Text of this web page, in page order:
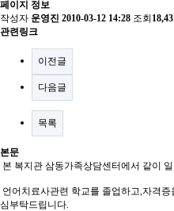
페이지 정보
작성자 운영진 2010-03-12 14:28 조회
관련링크
이전글
다음글
목록
본문
본 복지관 삼동가족상담센터에서 같이
언어치료사관련 학교를 졸업하고,자격
심부탁드립니다.